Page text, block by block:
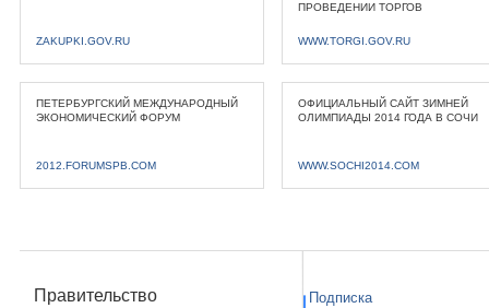
ZAKUPKI.GOV.RU
ПРОВЕДЕНИИ ТОРГОВ
WWW.TORGI.GOV.RU
ПЕТЕРБУРГСКИЙ МЕЖДУНАРОДНЫЙ
ЭКОНОМИЧЕСКИЙ ФОРУМ
2012.FORUMSPB.COM
ОФИЦИАЛЬНЫЙ САЙТ ЗИМНЕЙ
ОЛИМПИАДЫ 2014 ГОДА В СОЧИ
WWW.SOCHI2014.COM
Правительство
Подписка